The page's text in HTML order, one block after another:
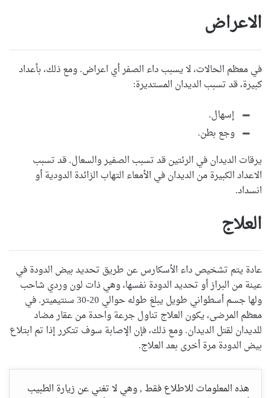
الاعراض
في معظم الحالات، لا يسبب داء الصفر أي اعراض. ومع ذلك، بأعداد
كبيرة، قد تسبب الديدان المستديرة:
إسهال.
وجع بطن.
يرقات الديدان في الرئتين قد تسبب الصفير والسعال. قد تسبب
الاعداد الكبيرة من الديدان في الأمعاء التهاب الزائدة الدودية أو
انسداد.
العلاج
عادة يتم تشخيص داء الأسكارس عن طريق تحديد بيض الدودة في
عينة من البراز أو تحديد الدودة نفسها، وهي ذات لون وردي شاحب
ولها جسم أسطواني طويل يبلغ طوله حوالي 20-30 سنتيميتر. في
معظم المرضى، يكون العلاج تناول جرعة واحدة من عقار مضاد
للديدان لقتل الديدان. ومع ذلك، فإن الإصابة سوف تتكرر إذا تم ابتلاع
بيض الدودة مرة أخرى بعد العلاج.
هذه المعلومات للاطلاع فقط , وهي لا تغني عن زيارة الطبيب